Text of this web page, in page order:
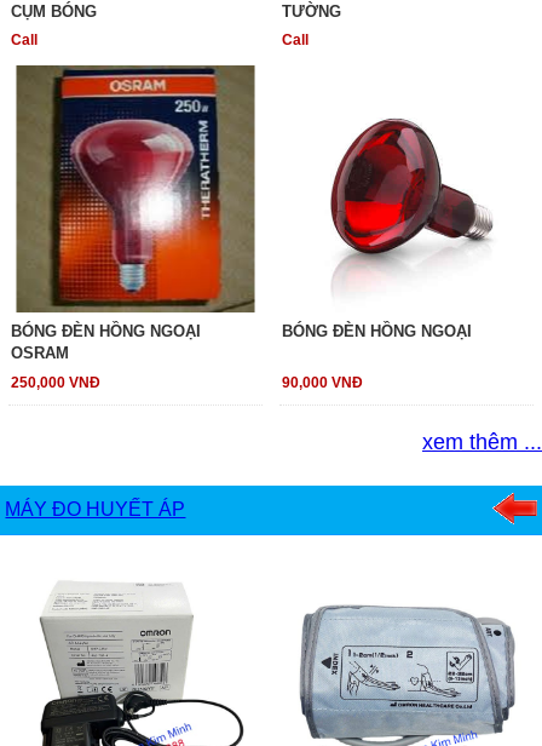
CỤM BÓNG
Call
TƯỜNG
Call
BÓNG ĐÈN HỒNG NGOẠI
OSRAM
250,000 VNĐ
BÓNG ĐÈN HỒNG NGOẠI
90,000 VNĐ
xem thêm ...
MÁY ĐO HUYẾT ÁP